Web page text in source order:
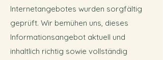
Internetangebotes wurden sorgfältig
geprüft. Wir bemühen uns, dieses
Informationsangebot aktuell und
inhaltlich richtig sowie vollständig